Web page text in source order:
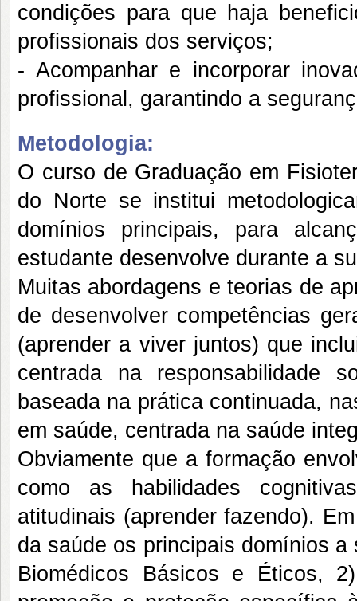
condições para que haja
profissionais dos serviços;
- Acompanhar e incorporar
profissional, garantindo a
Metodologia:
O curso de Graduação em
do Norte se institui
domínios principais, para
estudante desenvolve durante a
Muitas abordagens e teorias de
de desenvolver competências
(aprender a viver juntos) que
centrada na responsabilidade
baseada na prática continuada,
em saúde, centrada na saúde
Obviamente que a formação
como as habilidades
atitudinais (aprender fazendo).
da saúde os principais domínios
Biomédicos Básicos e Éticos,